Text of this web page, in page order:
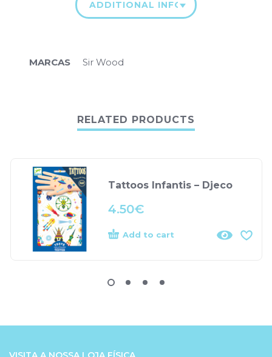
ADDITIONAL INFORMATION
MARCAS Sir Wood
RELATED PRODUCTS
Tattoos Infantis – Djeco
4.50€
Add to cart